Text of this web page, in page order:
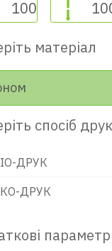
матеріал
спосіб
ДРУК
ДРУК